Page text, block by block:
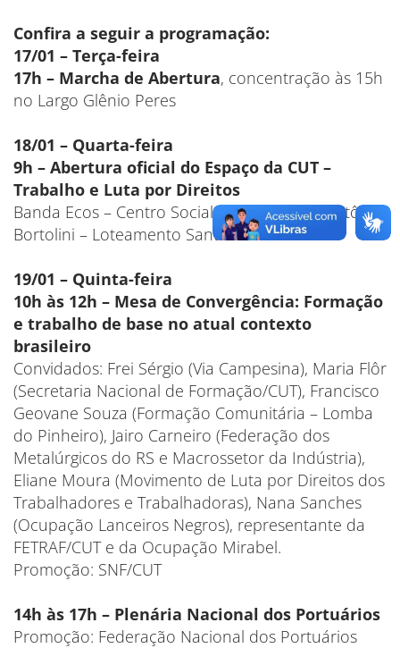
Confira a seguir a programação:
17/01 – Terça-feira
17h – Marcha de Abertura, concentração às 15h
no Largo Glênio Peres
18/01 – Quarta-feira
9h – Abertura oficial do Espaço da CUT –
Trabalho e Luta por Direitos
Banda Ecos – Centro Social Marista Irmão Antônio
Bortolini – Loteamento Santa Terezinha
19/01 – Quinta-feira
10h às 12h – Mesa de Convergência: Formação
e trabalho de base no atual contexto
brasileiro
Convidados: Frei Sérgio (Via Campesina), Maria Flôr
(Secretaria Nacional de Formação/CUT), Francisco
Geovane Souza (Formação Comunitária – Lomba
do Pinheiro), Jairo Carneiro (Federação dos
Metalúrgicos do RS e Macrossetor da Indústria),
Eliane Moura (Movimento de Luta por Direitos dos
Trabalhadores e Trabalhadoras), Nana Sanches
(Ocupação Lanceiros Negros), representante da
FETRAF/CUT e da Ocupação Mirabel.
Promoção: SNF/CUT
14h às 17h – Plenária Nacional dos Portuários
Promoção: Federação Nacional dos Portuários